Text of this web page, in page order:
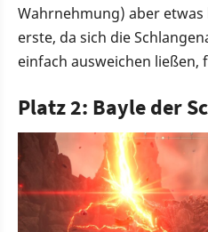
Wahrnehmung) aber
erste, da sich die
einfach ausweichen ließen,
Platz 2: Bayle der